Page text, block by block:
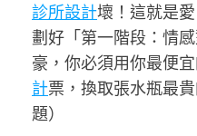
診所設計壞！這就是
劃好「第一階段：情
豪，你必須用你最便
計票，換取張水瓶最
題）